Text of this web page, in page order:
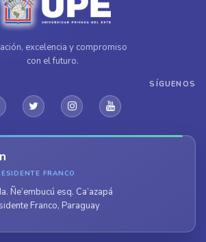
excelencia y compromiso
con el futuro.
SÍGUENOS
FRANCO
Ñe’embucú esq. Ca’azapá
Franco, Paraguay